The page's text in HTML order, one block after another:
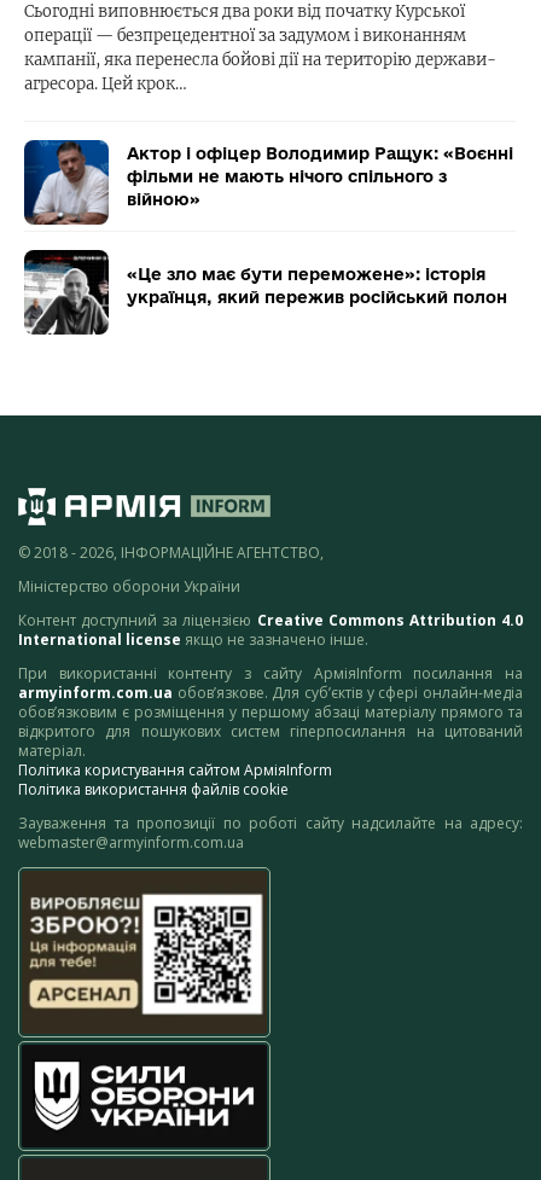
Сьогодні виповнюється два роки від початку Курської
операції — безпрецедентної за задумом і виконанням
кампанії, яка перенесла бойові дії на територію держави-
агресора. Цей крок…
Актор і офіцер Володимир Ращук: «Воєнні
фільми не мають нічого спільного з
війною»
«Це зло має бути переможене»: історія
українця, який пережив російський полон
© 2018 - 2026, ІНФОРМАЦІЙНЕ АГЕНТСТВО,
Міністерство оборони України
Контент доступний за ліцензією Creative Commons Attribution 4.0
International license якщо не зазначено інше.
При використанні контенту з сайту АрміяInform посилання на
armyinform.com.ua обов’язкове. Для суб’єктів у сфері онлайн-медіа
обов’язковим є розміщення у першому абзаці матеріалу прямого та
відкритого для пошукових систем гіперпосилання на цитований
матеріал.
Політика користування сайтом АрміяInform
Політика використання файлів cookie
Зауваження та пропозиції по роботі сайту надсилайте на адресу:
webmaster@armyinform.com.ua